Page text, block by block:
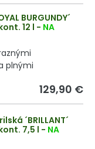
BURGUNDY´
12 l - NA
plnými
129,90 €
´BRILLANT´
7,5 l - NA